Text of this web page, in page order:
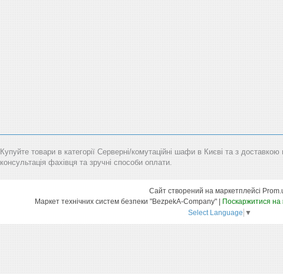
Купуйте товари в категорії Серверні/комутаційні шафи в Києві та з
консультація фахівця та зручні способи оплати.
Сайт створений на маркетплейсі
Поскаржитися на
Select Language ▼